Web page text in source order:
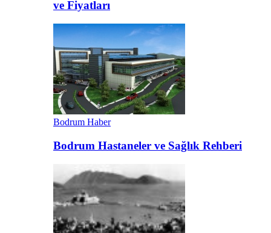
ve Fiyatları
Bodrum Haber
Bodrum Hastaneler ve Sağlık Rehberi